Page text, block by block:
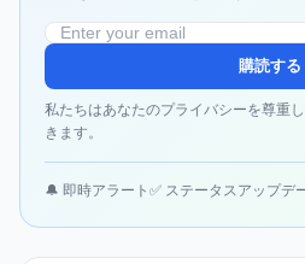
購読する
私たちはあなたのプライバシーを尊重
きます。
🔔 即時アラート ✅ ステータスアップデ